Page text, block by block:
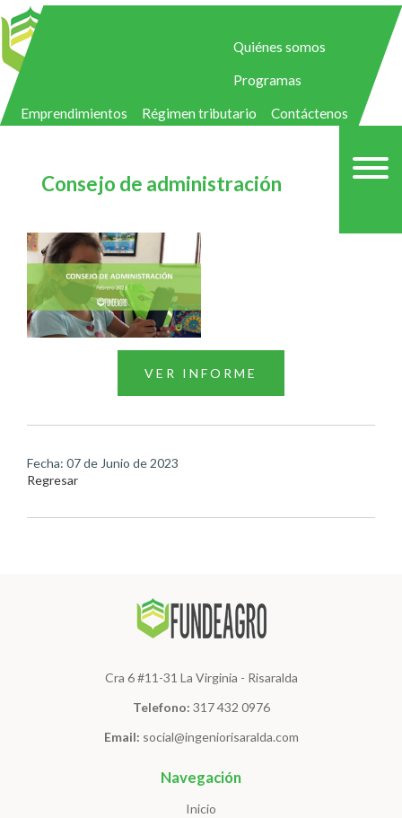
Quiénes somos
Programas
Emprendimientos Régimen tributario Contáctenos
Consejo de administración
VER INFORME
Fecha: 07 de Junio de 2023
Regresar
Cra 6 #11-31 La Virginia - Risaralda
Telefono: 317 432 0976
Email: social@ingeniorisaralda.com
Navegación
Inicio